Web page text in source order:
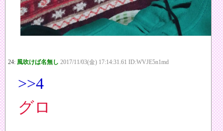
24: 風吹けば名無し 2017/11/03(金) 17:14:31.61 ID:WVJE5n1md
>>4
グロ